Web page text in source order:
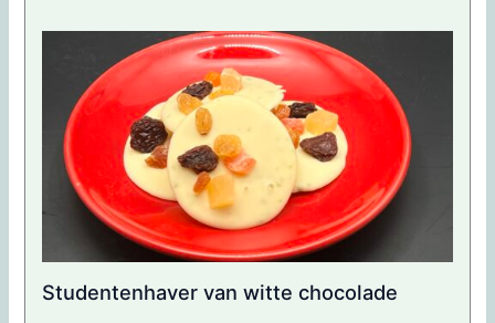
Studentenhaver van witte chocolade